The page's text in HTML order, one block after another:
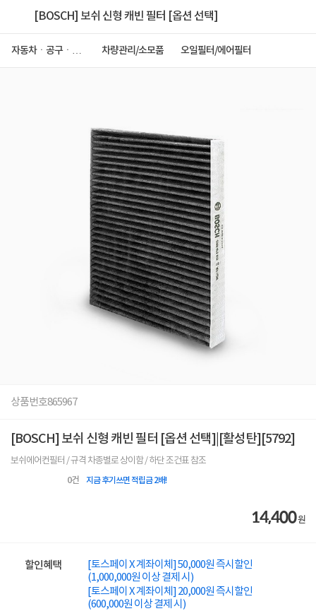
[BOSCH] 보쉬 신형 캐빈 필터 [옵션 선택]
자동차ㆍ공구ㆍ안
차량관리/소모품 오일필터/에어필터
상품번호865967
[BOSCH] 보쉬 신형 캐빈 필터 [옵션 선택]|[활성탄][5792]
보쉬에어컨필터 / 규격 차종별로 상이함 / 하단 조건표 참조
0건 지금 후기쓰면 적립금 2배!
14,400원
할인혜택
[토스페이 X 계좌이체] 50,000원 즉시할인
(1,000,000원 이상 결제 시)
[토스페이 X 계좌이체] 20,000원 즉시할인
(600,000원 이상 결제 시)